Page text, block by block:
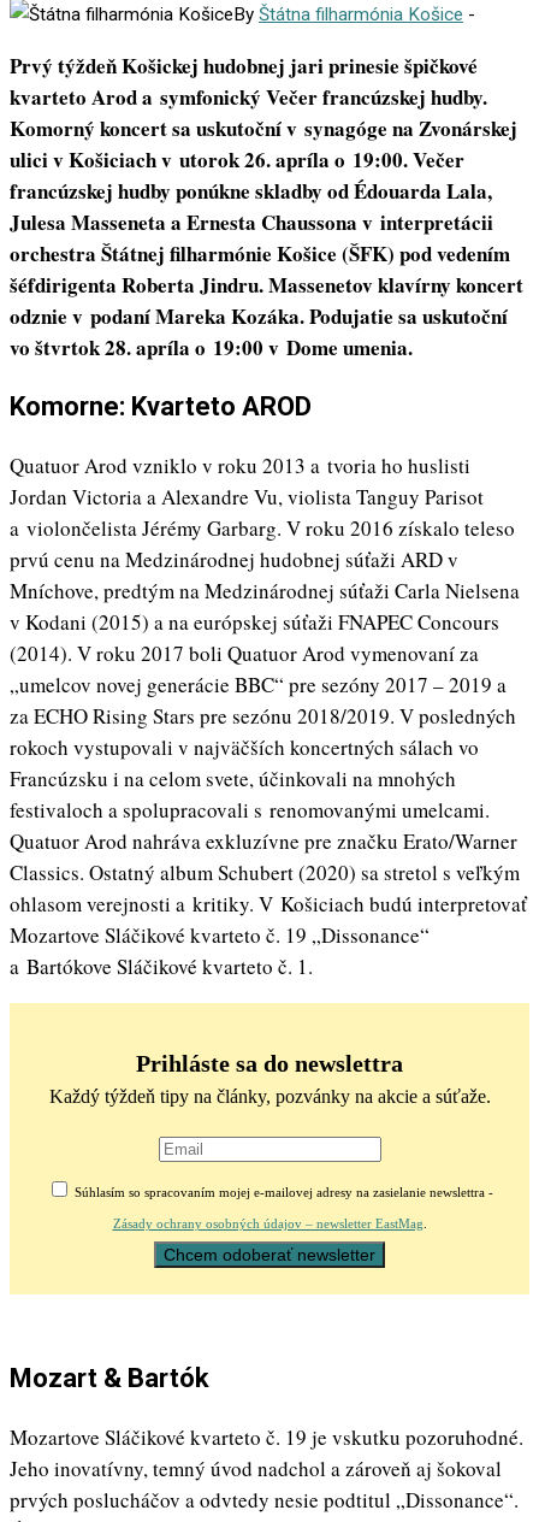
By Štátna filharmónia Košice -
Prvý týždeň Košickej hudobnej jari prinesie špičkové
kvarteto Arod a symfonický Večer francúzskej hudby.
Komorný koncert sa uskutoční v synagóge na Zvonárskej
ulici v Košiciach v utorok 26. apríla o 19:00. Večer
francúzskej hudby ponúkne skladby od Édouarda Lala,
Julesa Masseneta a Ernesta Chaussona v interpretácii
orchestra Štátnej filharmónie Košice (ŠFK) pod vedením
šéfdirigenta Roberta Jindru. Massenetov klavírny koncert
odznie v podaní Mareka Kozáka. Podujatie sa uskutoční
vo štvrtok 28. apríla o 19:00 v Dome umenia.
Komorne: Kvarteto AROD
Quatuor Arod vzniklo v roku 2013 a tvoria ho huslisti
Jordan Victoria a Alexandre Vu, violista Tanguy Parisot
a violončelista Jérémy Garbarg. V roku 2016 získalo teleso
prvú cenu na Medzinárodnej hudobnej súťaži ARD v
Mníchove, predtým na Medzinárodnej súťaži Carla Nielsena
v Kodani (2015) a na európskej súťaži FNAPEC Concours
(2014). V roku 2017 boli Quatuor Arod vymenovaní za
„umelcov novej generácie BBC“ pre sezóny 2017 – 2019 a
za ECHO Rising Stars pre sezónu 2018/2019. V posledných
rokoch vystupovali v najväčších koncertných sálach vo
Francúzsku i na celom svete, účinkovali na mnohých
festivaloch a spolupracovali s renomovanými umelcami.
Quatuor Arod nahráva exkluzívne pre značku Erato/Warner
Classics. Ostatný album Schubert (2020) sa stretol s veľkým
ohlasom verejnosti a kritiky. V Košiciach budú interpretovať
Mozartove Sláčikové kvarteto č. 19 „Dissonance“
a Bartókove Sláčikové kvarteto č. 1.
Prihláste sa do newslettra
Každý týždeň tipy na články, pozvánky na akcie a súťaže.
Súhlasím so spracovaním mojej e-mailovej adresy na zasielanie newslettra -
Zásady ochrany osobných údajov – newsletter EastMag
Mozart & Bartók
Mozartove Sláčikové kvarteto č. 19 je vskutku pozoruhodné.
Jeho inovatívny, temný úvod nadchol a zároveň aj šokoval
prvých poslucháčov a odvtedy nesie podtitul „Dissonance“.